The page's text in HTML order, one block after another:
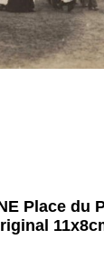
Place du